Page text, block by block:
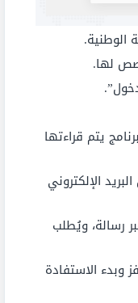
الوطنية.
لها.
يتم قراءتها
الإلكتروني
رسالة، ويُطلب
الاستفادة